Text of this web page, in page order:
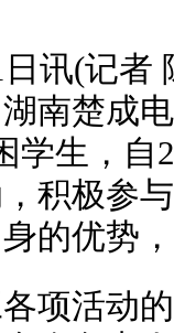
(记者
南楚成
学生，
积极参
的优势
活动的